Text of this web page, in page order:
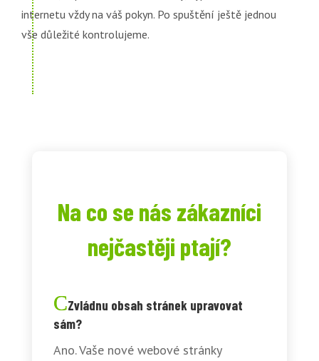
internetu vždy na váš pokyn. Po spuštění ještě jednou
vše důležité kontrolujeme.
Na co se nás zákazníci
nejčastěji ptají?
Zvládnu obsah stránek upravovat
sám?
Ano. Vaše nové webové stránky